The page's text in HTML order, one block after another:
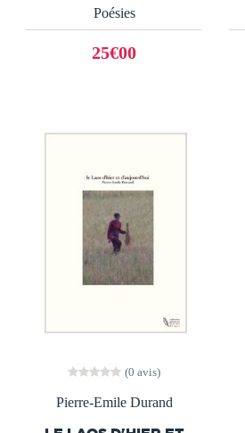
Poésies
25€00
(0 avis)
Pierre-Emile Durand